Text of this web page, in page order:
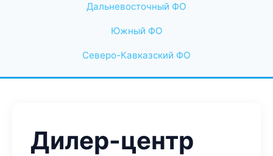
Дальневосточный ФО
Южный ФО
Северо-Кавказский ФО
Дилер-центр